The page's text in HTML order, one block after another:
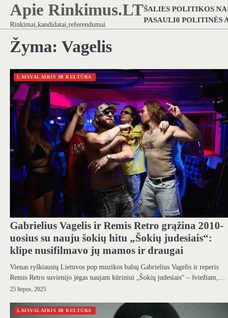
Skip
content
Apie Rinkimus.LT
Rinkimai,kandidatai,referendumai
ŠALIES POLITIKOS
PASAULI0 POLITINĖS
Žyma: Vagelis
LAISVALAIKIS IR KULTŪRA
Gabrielius Vagelis ir Remis Retro grąžina 2010-
uosius su nauju šokių hitu „Šokių judesiais“:
klipe nusifilmavo jų mamos ir draugai
Vienas ryškiausių Lietuvos pop muzikos balsų Gabrielius Vagelis ir reperis
Remis Retro suvienijo jėgas naujam kūriniui „Šokių judesiais“ – šviežiam,…
25 liepos, 2025
LAISVALAIKIS IR KULTŪRA